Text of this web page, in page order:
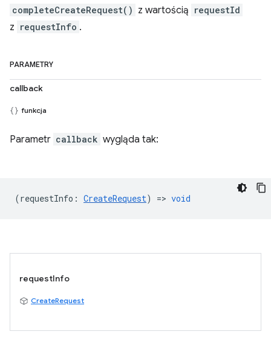
completeCreateRequest() z wartością requestId
z requestInfo .
PARAMETRY
callback
funkcja
Parametr callback wygląda tak:
(requestInfo : CreateRequest) => void
requestInfo
CreateRequest